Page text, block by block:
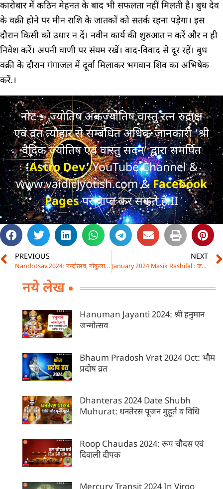
कारोबार में कठिन मेहनत के बाद भी सफलता नहीं मिलती है। बुध देव
के वक्री होने पर मीन राशि के जातकों को सतर्क रहना पड़ेगा। इस
दौरान किसी को उधार न दें। नवीन कार्य की शुरुआत न करें और न ही
निवेश करें। अपनी वाणी पर संयम रखें। वाद-विवाद से दूर रहें। बुध
वक्री के दौरान गंगाजल में दूर्वा मिलाकर भगवान शिव का अभिषेक
करें.।
नोट :- ज्योतिष अंकज्योतिष वास्तु रत्न रुद्राक्ष
एवं व्रत त्यौहार से सम्बंधित अधिक जानकारी ‘श्री
वैदिक ज्योतिष एवं वास्तु सदन’ द्वारा समर्पित
‘Astro Dev’YouTube Channel &
www.vaidicjyotish.com &Facebook
Pages पर प्राप्त कर सकते हैं.II
PREVIOUS
Nandotsav 2024: नन्दोत्सव, गोकुलाष्टमी
NEXT
January 2024 Masik Rashifal : जनवरी का मासिक राशिफल 2024
नये लेख
Hanuman Jayanti 2024: श्री हनुमान
जन्मोत्सव
Bhaum Pradosh Vrat 2024 Oct: भौम
प्रदोष व्रत
Dhanteras 2024 Date Shubh
Muhurat: धनतेरस पूजन मुहूर्त व विधि
Roop Chaudas 2024: रूप चौदस एवं
दिवाली दीपक